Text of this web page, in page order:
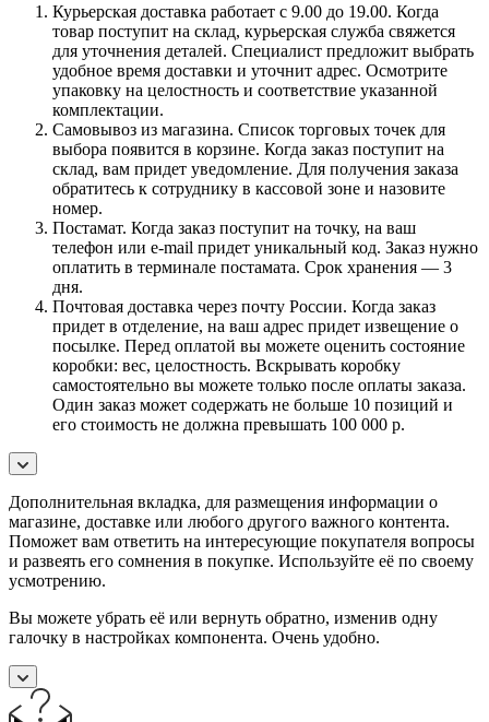
Курьерская доставка работает с 9.00 до 19.00. Когда
товар поступит на склад, курьерская служба свяжется
для уточнения деталей. Специалист предложит выбрать
удобное время доставки и уточнит адрес. Осмотрите
упаковку на целостность и соответствие указанной
комплектации.
Самовывоз из магазина. Список торговых точек для
выбора появится в корзине. Когда заказ поступит на
склад, вам придет уведомление. Для получения заказа
обратитесь к сотруднику в кассовой зоне и назовите
номер.
Постамат. Когда заказ поступит на точку, на ваш
телефон или e-mail придет уникальный код. Заказ нужно
оплатить в терминале постамата. Срок хранения — 3
дня.
Почтовая доставка через почту России. Когда заказ
придет в отделение, на ваш адрес придет извещение о
посылке. Перед оплатой вы можете оценить состояние
коробки: вес, целостность. Вскрывать коробку
самостоятельно вы можете только после оплаты заказа.
Один заказ может содержать не больше 10 позиций и
его стоимость не должна превышать 100 000 р.
Дополнительная вкладка, для размещения информации о
магазине, доставке или любого другого важного контента.
Поможет вам ответить на интересующие покупателя вопросы
и развеять его сомнения в покупке. Используйте её по своему
усмотрению.
Вы можете убрать её или вернуть обратно, изменив одну
галочку в настройках компонента. Очень удобно.